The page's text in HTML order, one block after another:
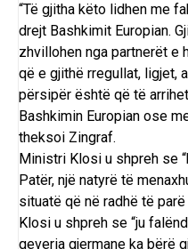
“Të gjitha këto lidhen me
drejt Bashkimit Europian.
zhvillohen nga partnerët e
që e gjithë rregullat, ligjet,
përsipër është që të
Bashkimin Europian ose
theksoi Zingraf.
Ministri Klosi u shpreh se
Patër, një natyrë të
situatë që në radhë të
Klosi u shpreh se “ju
qeveria gjermane ka bërë